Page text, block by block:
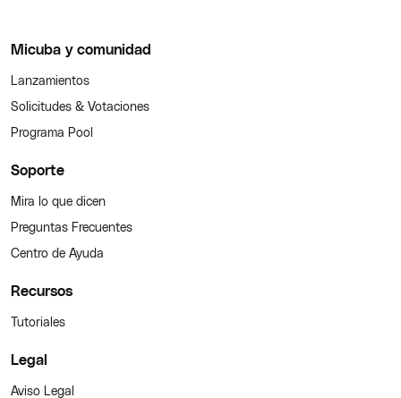
Micuba y comunidad
Lanzamientos
Solicitudes & Votaciones
Programa Pool
Soporte
Mira lo que dicen
Preguntas Frecuentes
Centro de Ayuda
Recursos
Tutoriales
Legal
Aviso Legal